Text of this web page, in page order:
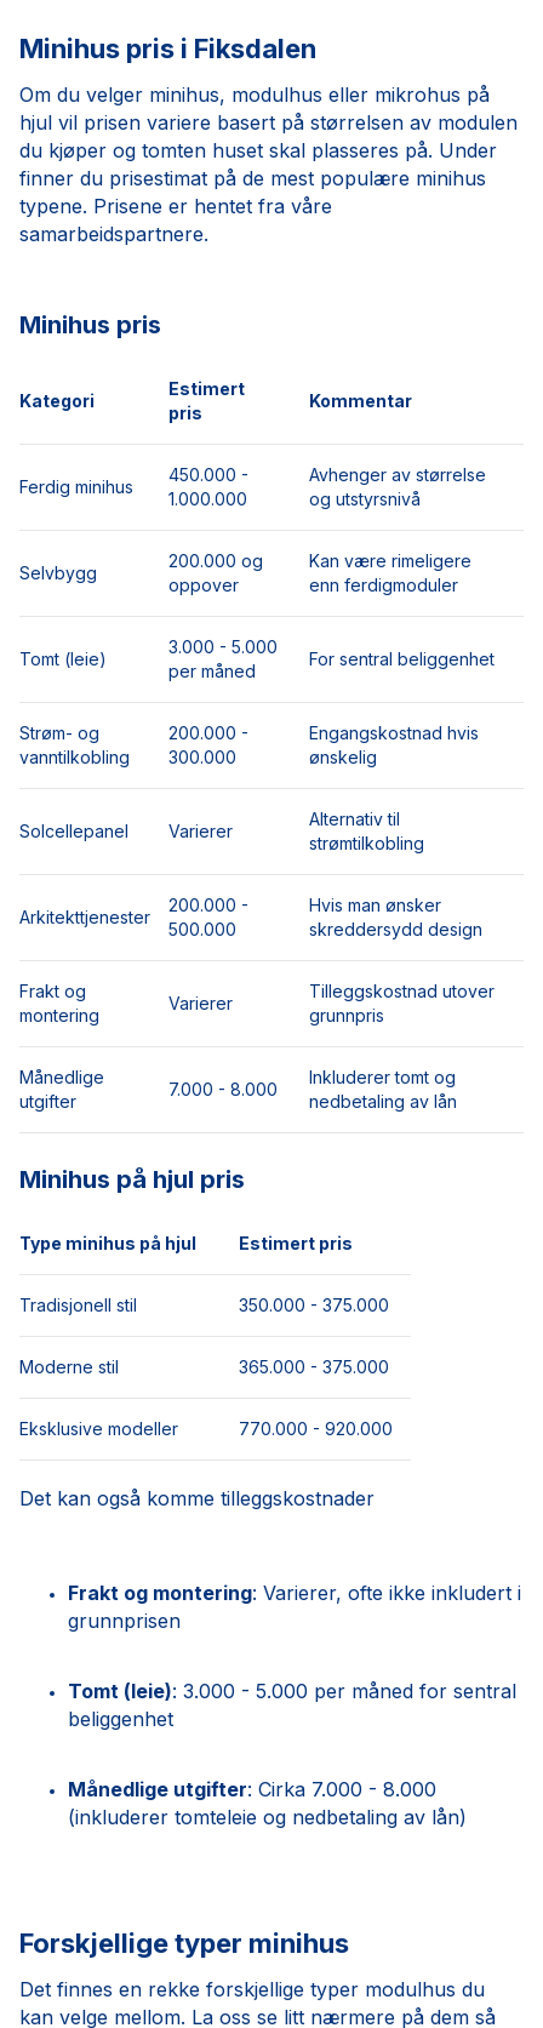
Minihus pris i Fiksdalen
Om du velger minihus, modulhus eller mikrohus på
hjul vil prisen variere basert på størrelsen av modulen
du kjøper og tomten huset skal plasseres på. Under
finner du prisestimat på de mest populære minihus
typene. Prisene er hentet fra våre
samarbeidspartnere.
Minihus pris
Kategori
Estimert
pris
Kommentar
Ferdig minihus
450.000 -
1.000.000
Avhenger av størrelse
og utstyrsnivå
Selvbygg
200.000 og
oppover
Kan være rimeligere
enn ferdigmoduler
Tomt (leie)
3.000 - 5.000
per måned
For sentral beliggenhet
Strøm- og
vanntilkobling
200.000 -
300.000
Engangskostnad hvis
ønskelig
Solcellepanel Varierer
Alternativ til
strømtilkobling
Arkitekttjenester
200.000 -
500.000
Hvis man ønsker
skreddersydd design
Frakt og
montering
Varierer
Tilleggskostnad utover
grunnpris
Månedlige
utgifter
7.000 - 8.000
Inkluderer tomt og
nedbetaling av lån
Minihus på hjul pris
Type minihus på hjul Estimert pris
Tradisjonell stil 350.000 - 375.000
Moderne stil 365.000 - 375.000
Eksklusive modeller 770.000 - 920.000
Det kan også komme tilleggskostnader
Frakt og montering: Varierer, ofte ikke inkludert i
grunnprisen
Tomt (leie): 3.000 - 5.000 per måned for sentral
beliggenhet
Månedlige utgifter: Cirka 7.000 - 8.000
(inkluderer tomteleie og nedbetaling av lån)
Forskjellige typer minihus
Det finnes en rekke forskjellige typer modulhus du
kan velge mellom. La oss se litt nærmere på dem så